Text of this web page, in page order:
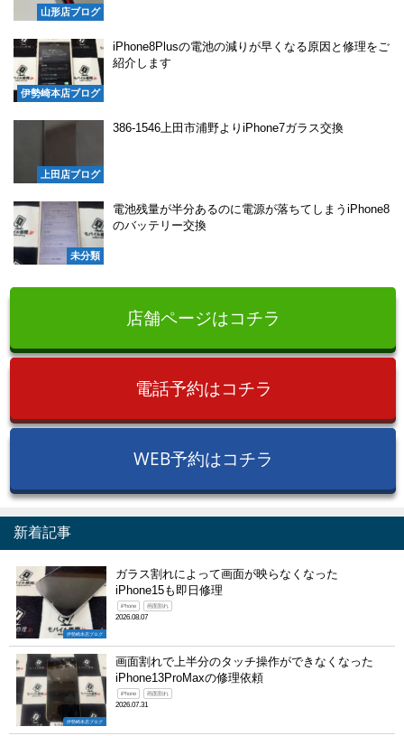
山形店ブログ
伊勢崎本店ブログ
iPhone8Plusの電池の減りが早くなる原因と修理をご
紹介します
上田店ブログ
386-1546上田市浦野よりiPhone7ガラス交換
未分類
電池残量が半分あるのに電源が落ちてしまうiPhone8
のバッテリー交換
店舗ページはコチラ
電話予約はコチラ
WEB予約はコチラ
新着記事
伊勢崎本店ブログ
ガラス割れによって画面が映らなくなった
iPhone15も即日修理
iPhone 画面割れ
2026.08.07
伊勢崎本店ブログ
画面割れで上半分のタッチ操作ができなくなった
iPhone13ProMaxの修理依頼
iPhone 画面割れ
2026.07.31